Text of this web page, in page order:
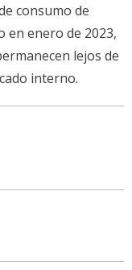
consumo de
en enero de 2023,
lejos de
interno.